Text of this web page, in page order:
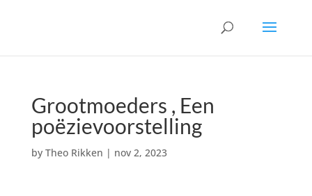
Grootmoeders , Een
poëzievoorstelling
by Theo Rikken | nov 2, 2023